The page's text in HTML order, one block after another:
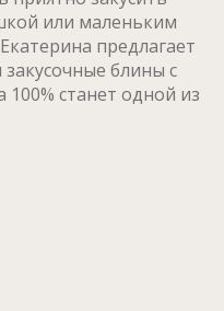
или маленьким
предлагает
блины с
100% станет одной из